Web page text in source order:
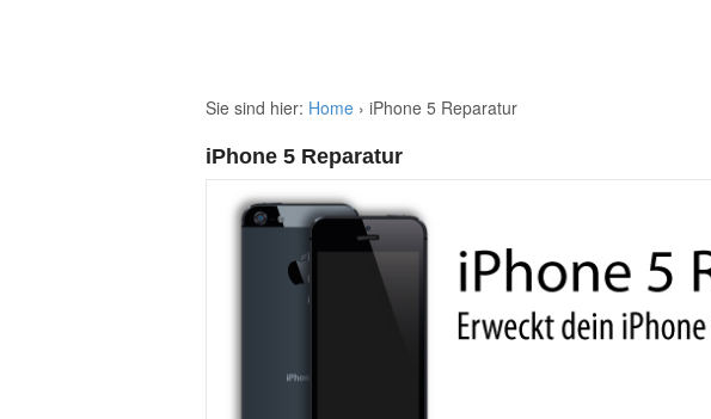
Sie sind hier: Home › iPhone 5 Reparatur
iPhone 5 Reparatur